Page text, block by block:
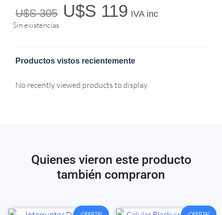
U$S305 U$S 119 IVA inc
Sin existencias
Productos vistos recientemente
No recently viewed products to display
Quienes vieron este producto
también compraron